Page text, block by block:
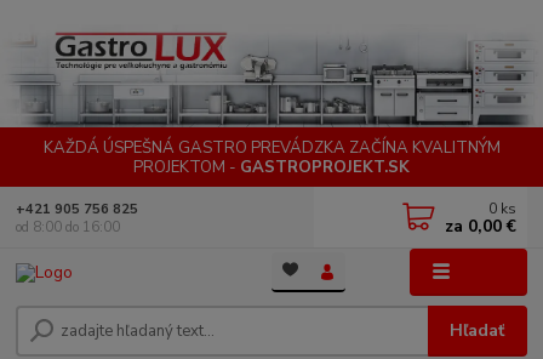
KAŽDÁ ÚSPEŠNÁ GASTRO PREVÁDZKA ZAČÍNA KVALITNÝM
PROJEKTOM - GASTROPROJEKT.SK
Hľadať
+421 905 756 825
od 8:00 do 16:00
0 ks
za 0,00 €